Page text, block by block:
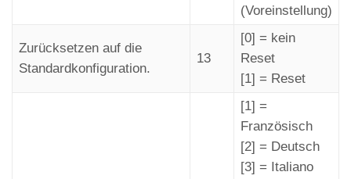
(Voreinstellung)
Zurücksetzen auf die
Standardkonfiguration.
13
[0] = kein
Reset
[1] = Reset
[1] =
Französisch
[2] = Deutsch
[3] = Italiano